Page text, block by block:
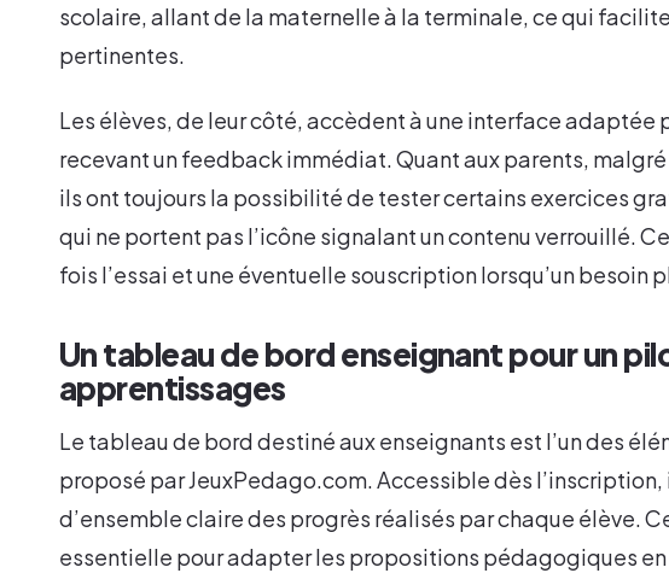
scolaire, allant de la maternelle à la terminale, ce qui
pertinentes.
Les élèves, de leur côté, accèdent à une interface adaptée
recevant un feedback immédiat. Quant aux parents,
ils ont toujours la possibilité de tester certains exercices
qui ne portent pas l’icône signalant un contenu verrouillé.
fois l’essai et une éventuelle souscription lorsqu’un besoin
Un tableau de bord enseignant pour un
apprentissages
Le tableau de bord destiné aux enseignants est l’un des
proposé par JeuxPedago.com. Accessible dès l’inscription,
d’ensemble claire des progrès réalisés par chaque élève.
essentielle pour adapter les propositions pédagogiques